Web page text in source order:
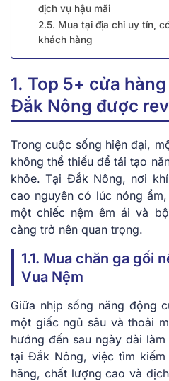
dịch vụ hậu mãi
2.5. Mua tại địa chỉ uy tín,
khách hàng
1. Top 5+ cửa
Đắk Nông được
Trong cuộc sống hiện đại,
không thể thiếu để tái tạo
khỏe. Tại Đắk Nông, nơi
cao nguyên có lúc nóng
một chiếc nệm êm ái và
càng trở nên quan trọng.
1.1. Mua chăn ga gối
Vua Nệm
Giữa nhịp sống năng động
một giấc ngủ sâu và thoải
hướng đến sau ngày dài
tại Đắk Nông, việc tìm kiếm
hãng, chất lượng cao và